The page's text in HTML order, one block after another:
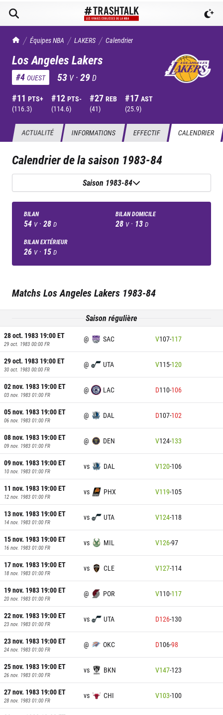
TrashTalk Actu NBA
Équipes NBA LAKERS Calendrier
Los Angeles Lakers
#4 OUEST 53 V ·29D
#11 PTS+
(116.3)
#12 PTS-
(114.6)
#27 REB
(41)
#17 AST
(25.9)
ACTUALITÉ INFORMATIONS EFFECTIF CALENDRIER
Calendrier de la saison 1983-84
Saison 1983-84
BILAN
54 V · 28 D
BILAN DOMICILE
28 V · 13 D
BILAN EXTÉRIEUR
26 V · 15 D
MatchsLos Angeles Lakers 1983-84
Saison régulière
28 oct. 1983 19:00ET
29 oct. 1983 00:00 FR
@ SAC V107-117
29 oct. 1983 19:00ET
30 oct. 1983 00:00 FR
@ UTA V115-120
02 nov. 1983 19:00ET
03 nov. 1983 01:00 FR
@ LAC D110-106
05 nov. 1983 19:00ET
06 nov. 1983 01:00 FR
@ DAL D107-102
08 nov. 1983 19:00ET
09 nov. 1983 01:00 FR
@ DEN V124-133
09 nov. 1983 19:00ET
10 nov. 1983 01:00 FR
vs DAL V120-106
11 nov. 1983 19:00ET
12 nov. 1983 01:00 FR
vs PHX V119-105
13 nov. 1983 19:00ET
14 nov. 1983 01:00 FR
vs UTA V124-118
15 nov. 1983 19:00ET
16 nov. 1983 01:00 FR
vs MIL V126-97
17 nov. 1983 19:00ET
18 nov. 1983 01:00 FR
vs CLE V127-114
19 nov. 1983 19:00ET
20 nov. 1983 01:00 FR
@ POR V110-117
22 nov. 1983 19:00ET
23 nov. 1983 01:00 FR
vs UTA D126-130
23 nov. 1983 19:00ET
24 nov. 1983 01:00 FR
@ OKC D106-98
25 nov. 1983 19:00ET
26 nov. 1983 01:00 FR
vs BKN V147-123
27 nov. 1983 19:00ET
28 nov. 1983 01:00 FR
vs CHI V103-100